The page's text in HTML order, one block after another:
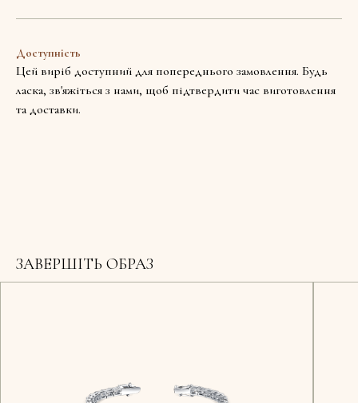
Доступність
Цей виріб доступний для попереднього замовлення. Будь
ласка, зв'яжіться з нами, щоб підтвердити час виготовлення
та доставки.
ЗАВЕРШІТЬ ОБРАЗ